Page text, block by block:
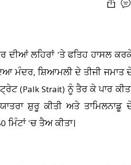
ਦੀਆਂ ਲਹਿਰਾਂ 'ਤੇ ਫਤਿਹ ਹਾਸਲ
ਮੰਦਰ, ਸ਼ਿਆਮਲੀ ਦੇ ਤੀਜੀ ਜਮਾਤ
(Palk Strait) ਨੂੰ ਤੈਰ ਕੇ ਪਾਰ
ਸ਼ੁਰੂ ਕੀਤੀ ਅਤੇ ਤਾਮਿਲਨਾਡੂ
'ਚ ਤੈਅ ਕੀਤਾ।